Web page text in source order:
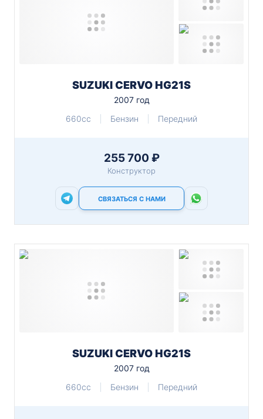
SUZUKI CERVO HG21S
2007 год
660cc
Бензин Передний
255 700 ₽
Конструктор
СВЯЗАТЬСЯ С НАМИ
SUZUKI CERVO HG21S
2007 год
660cc
Бензин Передний